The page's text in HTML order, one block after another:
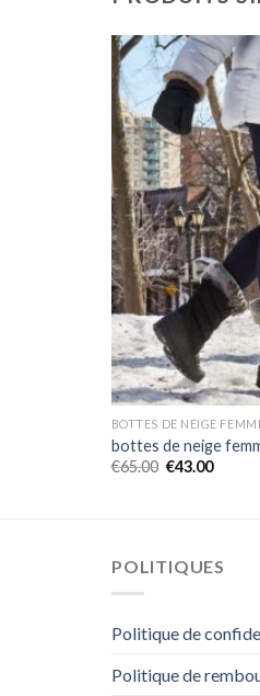
BOTTES DE NEIGE
bottes de neige
€65.00 €43.00
POLITIQUES
Politique de
Politique de